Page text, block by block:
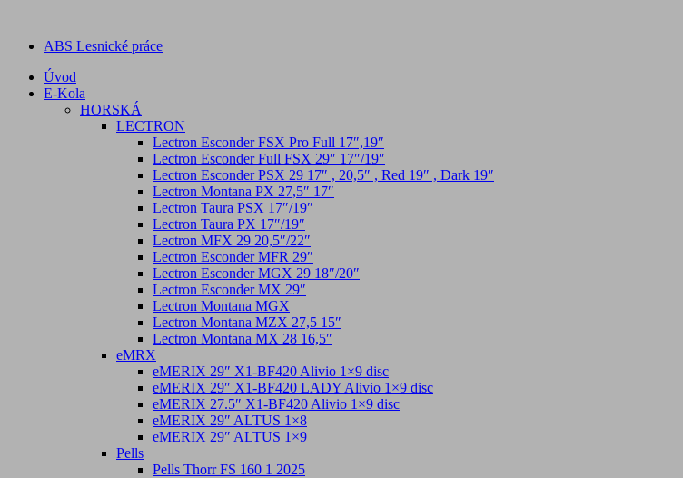
ABS Lesnické práce
Úvod
E-Kola
HORSKÁ
LECTRON
Lectron Esconder FSX Pro Full 17″,19″
Lectron Esconder Full FSX 29″ 17″/19″
Lectron Esconder PSX 29 17″ , 20,5″ , Red 19″ , Dark 19″
Lectron Montana PX 27,5″ 17″
Lectron Taura PSX 17″/19″
Lectron Taura PX 17″/19″
Lectron MFX 29 20,5″/22″
Lectron Esconder MFR 29″
Lectron Esconder MGX 29 18″/20″
Lectron Esconder MX 29″
Lectron Montana MGX
Lectron Montana MZX 27,5 15″
Lectron Montana MX 28 16,5″
eMRX
eMERIX 29″ X1-BF420 Alivio 1×9 disc
eMERIX 29″ X1-BF420 LADY Alivio 1×9 disc
eMERIX 27.5″ X1-BF420 Alivio 1×9 disc
eMERIX 29″ ALTUS 1×8
eMERIX 29″ ALTUS 1×9
Pells
Pells Thorr FS 160 1 2025